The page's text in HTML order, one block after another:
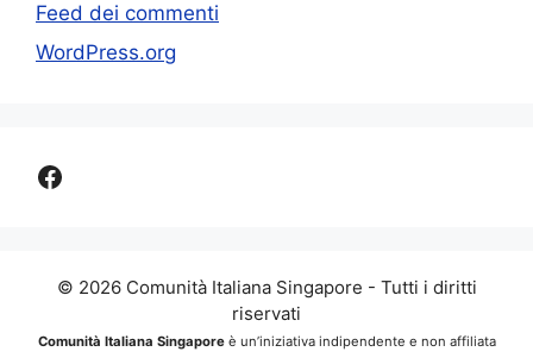
Feed dei commenti
WordPress.org
Facebook
© 2026 Comunità Italiana Singapore - Tutti i diritti
riservati
Comunità Italiana Singaporeè un’iniziativa indipendente e non affiliata